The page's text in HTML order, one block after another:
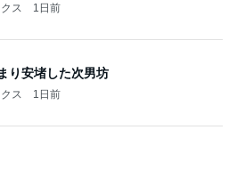
ス 1日前
り安堵した次男坊
ス 1日前